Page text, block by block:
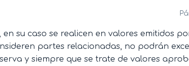
en su caso se realicen en valores emitidos
partes relacionadas, no podrán
y siempre que se trate de valores